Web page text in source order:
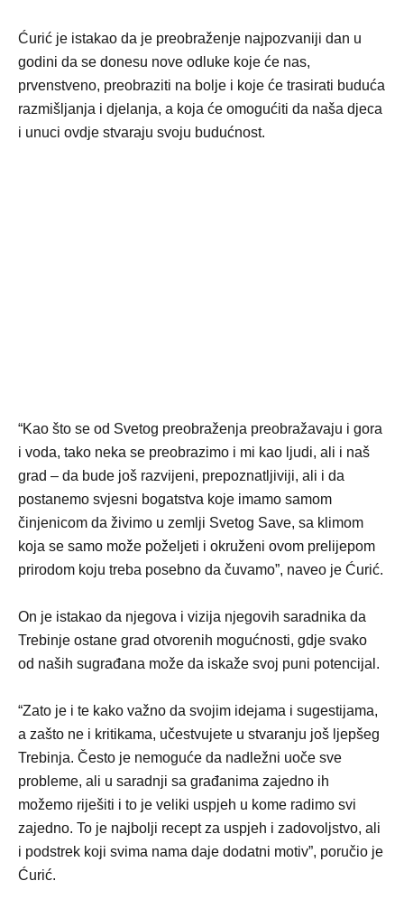
Ćurić je istakao da je preobraženje najpozvaniji dan u
godini da se donesu nove odluke koje će nas,
prvenstveno, preobraziti na bolje i koje će trasirati buduća
razmišljanja i djelanja, a koja će omogućiti da naša djeca
i unuci ovdje stvaraju svoju budućnost.
“Kao što se od Svetog preobraženja preobražavaju i gora
i voda, tako neka se preobrazimo i mi kao ljudi, ali i naš
grad – da bude još razvijeni, prepoznatljiviji, ali i da
postanemo svjesni bogatstva koje imamo samom
činjenicom da živimo u zemlji Svetog Save, sa klimom
koja se samo može poželjeti i okruženi ovom prelijepom
prirodom koju treba posebno da čuvamo”, naveo je Ćurić.
On je istakao da njegova i vizija njegovih saradnika da
Trebinje ostane grad otvorenih mogućnosti, gdje svako
od naših sugrađana može da iskaže svoj puni potencijal.
“Zato je i te kako važno da svojim idejama i sugestijama,
a zašto ne i kritikama, učestvujete u stvaranju još ljepšeg
Trebinja. Često je nemoguće da nadležni uoče sve
probleme, ali u saradnji sa građanima zajedno ih
možemo riješiti i to je veliki uspjeh u kome radimo svi
zajedno. To je najbolji recept za uspjeh i zadovoljstvo, ali
i podstrek koji svima nama daje dodatni motiv”, poručio je
Ćurić.